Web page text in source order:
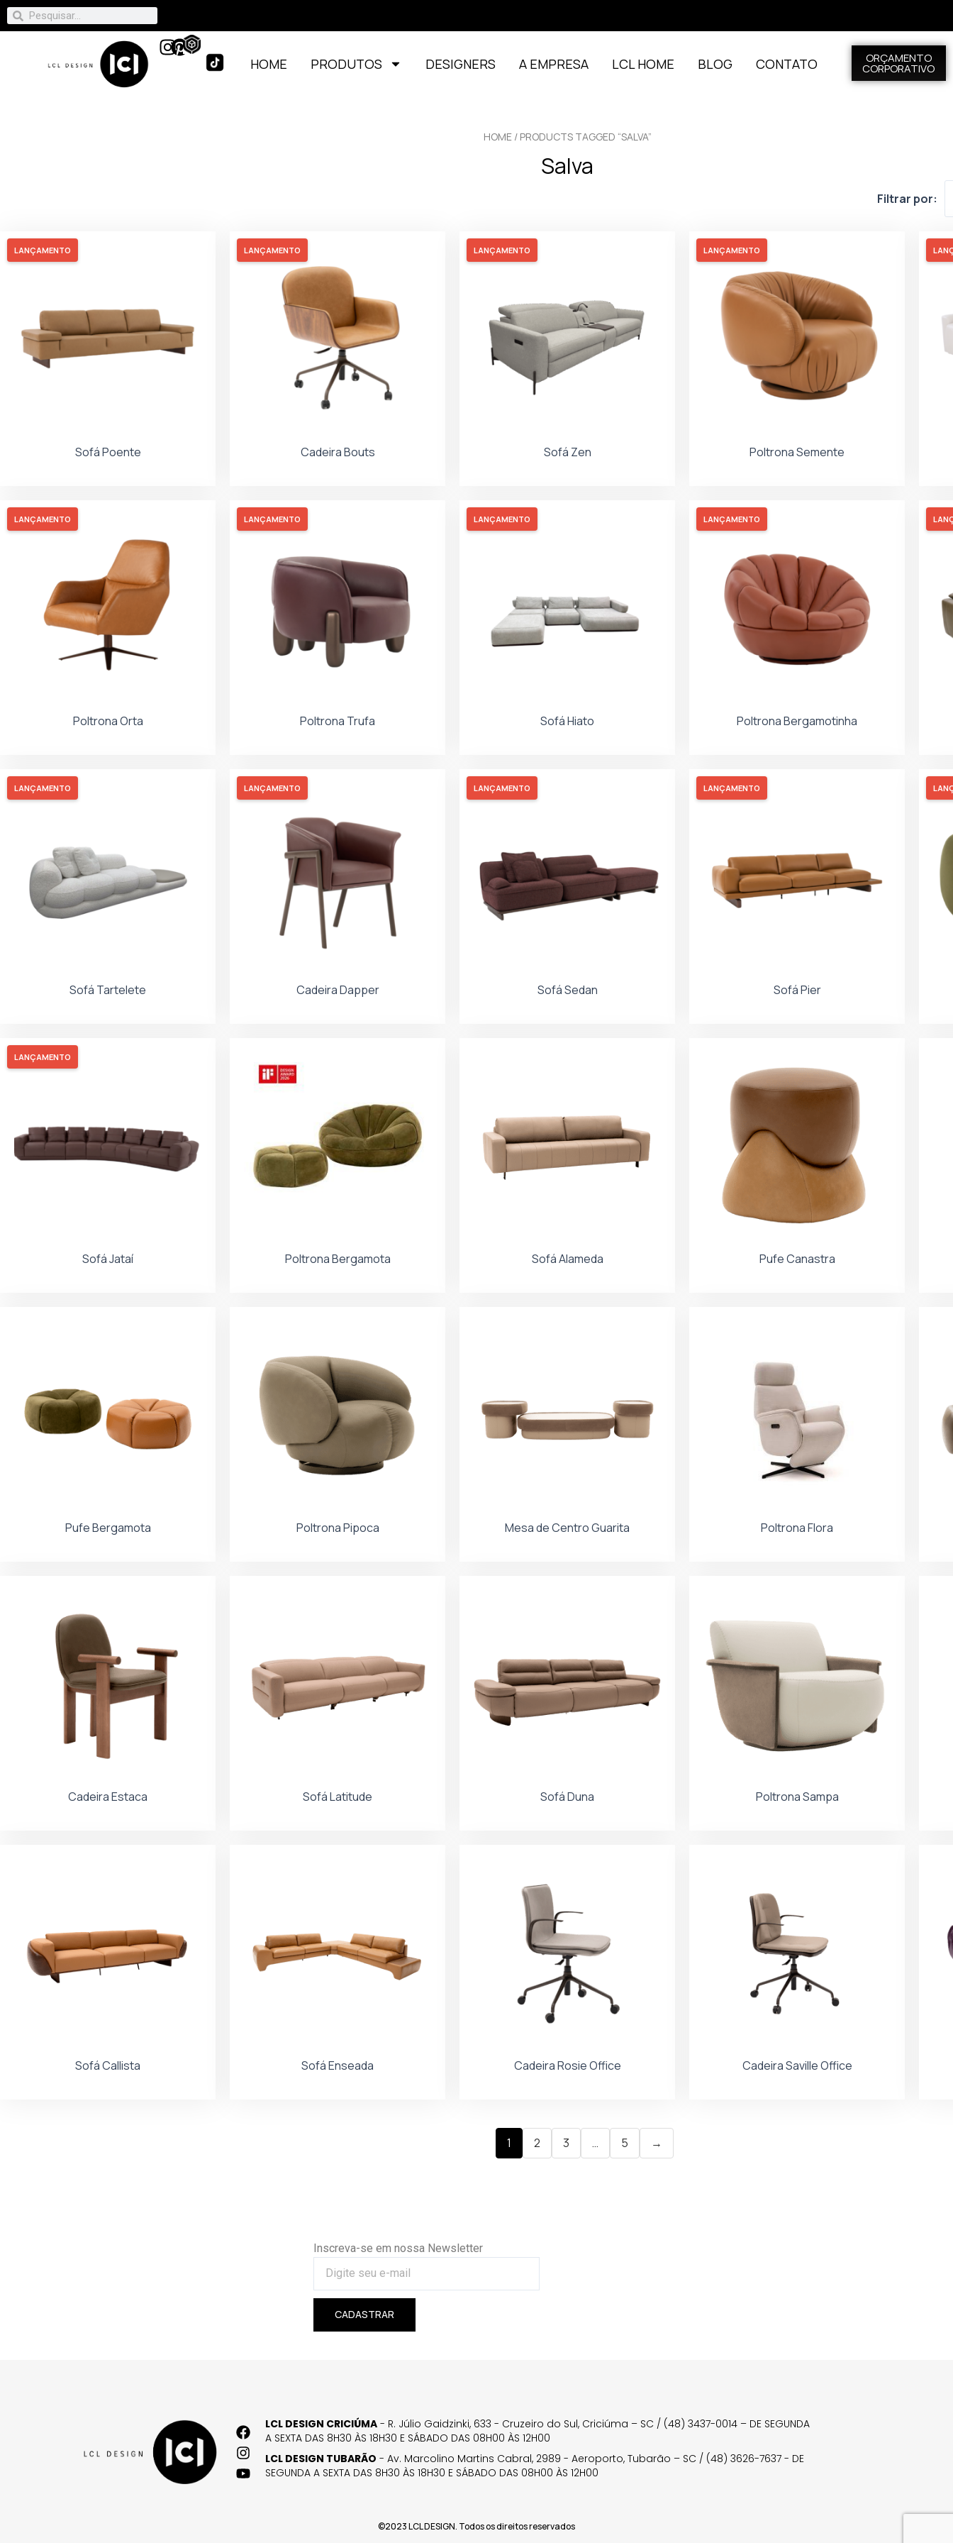
HOME PRODUTOS DESIGNERS A EMPRESA LCL HOME BLOG CONTATO ORÇAMENTO
CORPORATIVO
HOME/ PRODUCTS TAGGED “SALVA”
Salva
Filtrar por:
LANÇAMENTO
Sofá Poente
LANÇAMENTO
Cadeira Bouts
LANÇAMENTO
Sofá Zen
LANÇAMENTO
Poltrona Semente
LANÇAMENTO
Poltrona Orta
LANÇAMENTO
Poltrona Trufa
LANÇAMENTO
Sofá Hiato
LANÇAMENTO
Poltrona Bergamotinha
LANÇAMENTO
Sofá Tartelete
LANÇAMENTO
Cadeira Dapper
LANÇAMENTO
Sofá Sedan
LANÇAMENTO
Sofá Pier
LANÇAMENTO
Sofá Jataí Poltrona Bergamota Sofá Alameda Pufe Canastra
Pufe Bergamota Poltrona Pipoca Mesa de Centro Guarita Poltrona Flora
Cadeira Estaca Sofá Latitude Sofá Duna Poltrona Sampa
Sofá Callista Sofá Enseada Cadeira Rosie Office Cadeira Saville Office
1 2 3 … 5 →
Inscreva-se em nossa Newsletter
CADASTRAR
LCL DESIGN CRICIÚMA - R. Júlio Gaidzinki, 633 - Cruzeiro do Sul, Criciúma – SC / (48) 3437-0014 – DE SEGUNDA
A SEXTA DAS 8H30 ÀS 18H30 E SÁBADO DAS 08H00 ÀS 12H00
LCL DESIGN TUBARÃO - Av. Marcolino Martins Cabral, 2989 - Aeroporto, Tubarão – SC / (48) 3626-7637 - DE
SEGUNDA A SEXTA DAS 8H30 ÀS 18H30 E SÁBADO DAS 08H00 ÀS 12H00
©2023 LCL DESIGN. Todos os direitos reservados